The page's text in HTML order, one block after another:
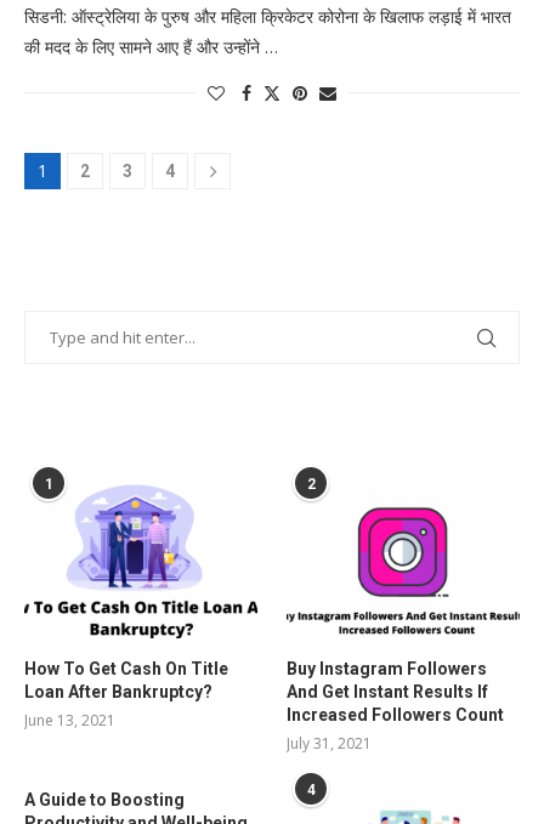
सिडनी: ऑस्ट्रेलिया के पुरुष और महिला क्रिकेटर कोरोना के खिलाफ लड़ाई में भारत
की मदद के लिए सामने आए हैं और उन्होंने …
1 2 3 4
1
How To Get Cash On Title
Loan After Bankruptcy?
June 13, 2021
2
Buy Instagram Followers
And Get Instant Results If
Increased Followers Count
July 31, 2021
A Guide to Boosting
4